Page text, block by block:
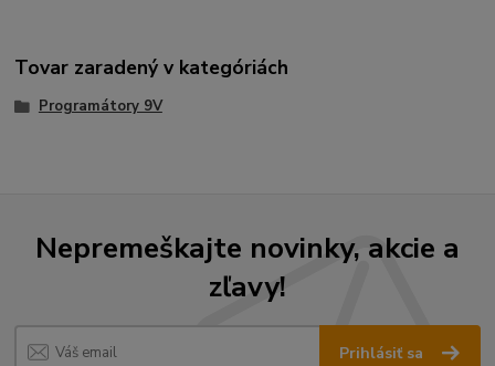
Tovar zaradený v kategóriách
Programátory 9V
Nepremeškajte novinky, akcie a
zľavy!
Prihlásiť sa